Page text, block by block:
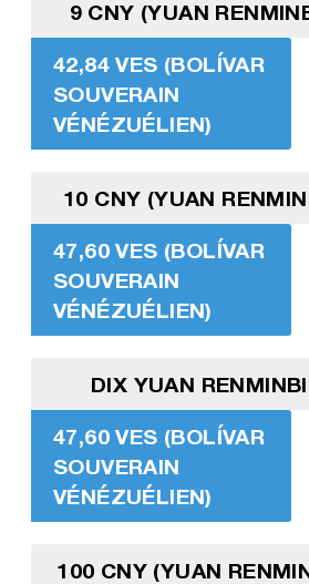
9 CNY (YUAN
42,84 VES (BOLÍVAR
SOUVERAIN
VÉNÉZUÉLIEN)
10 CNY (YUAN
47,60 VES (BOLÍVAR
SOUVERAIN
VÉNÉZUÉLIEN)
DIX YUAN
47,60 VES (BOLÍVAR
SOUVERAIN
VÉNÉZUÉLIEN)
100 CNY (YUAN